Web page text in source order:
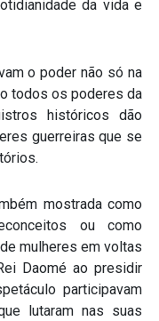
da vida e
o poder não só na
todos os poderes da
históricos dão
guerreiras que se
mostrada como
ou como
mulheres em voltas
Daomé ao presidir
participavam
lutaram nas suas